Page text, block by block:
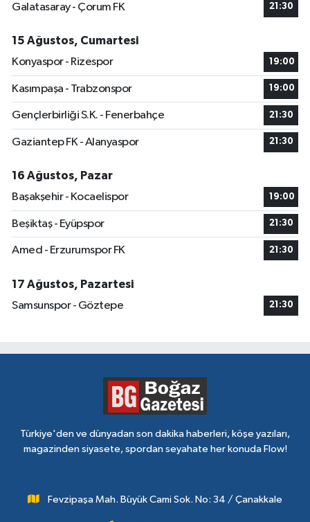
Galatasaray - Çorum FK
21:30
15 Ağustos, Cumartesi
Konyaspor - Rizespor
19:00
Kasımpaşa - Trabzonspor 19:00
Gençlerbirliği S.K. - Fenerbahçe 21:30
Gaziantep FK - Alanyaspor 21:30
16 Ağustos, Pazar
Başakşehir - Kocaelispor
19:00
Beşiktaş - Eyüpspor 21:30
Amed - Erzurumspor FK 21:30
17 Ağustos, Pazartesi
Samsunspor - Göztepe
21:30
Türkiye'den ve dünyadan son dakika haberleri, köşe yazıları,
magazinden siyasete, spordan seyahate her konuda Flow!
Fevzipaşa Mah. Büyük Cami Sok. No: 34 / Çanakkale